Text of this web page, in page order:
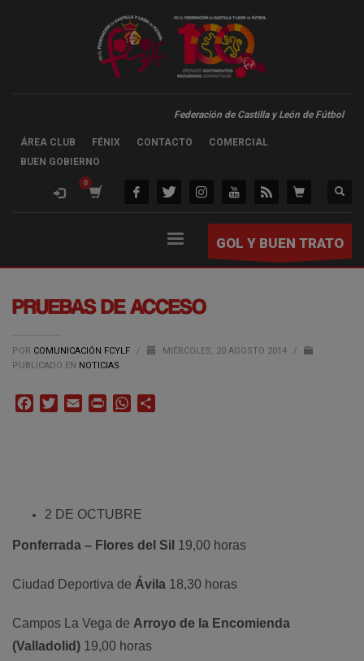
Federación de Castilla y León de Fútbol
ÁREA CLUB FÉNIX CONTACTO
COMERCIAL
BUEN GOBIERNO
GOL Y BUEN TRATO
PRUEBAS DE ACCESO
POR COMUNICACIÓN FCYLF / MIÉRCOLES, 20 AGOSTO 2014
/
PUBLICADO EN NOTICIAS
FacebookTwitterEmail Print WhatsApp
2 DE OCTUBRE
Ponferrada – Flores del Sil 19,00 horas
Ciudad Deportiva de Ávila 18,30 horas
Campos La Vega de Arroyo de la Encomienda
(Valladolid) 19,00 horas